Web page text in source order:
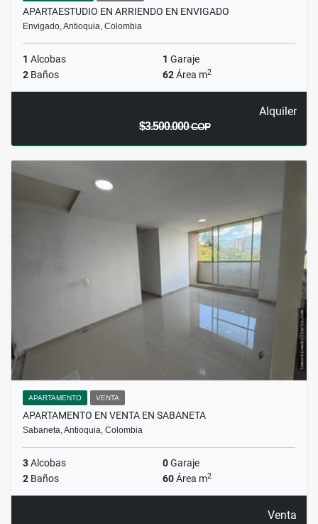
APARTAESTUDIO EN ARRIENDO EN ENVIGADO
Envigado, Antioquia, Colombia
1 Alcobas 1 Garaje
2 Baños 62Área m2
Alquiler
$3.500.000COP
APARTAMENTO VENTA
APARTAMENTO EN VENTA EN SABANETA
Sabaneta, Antioquia, Colombia
3Alcobas 0Garaje
2 Baños 60Área m2
Venta